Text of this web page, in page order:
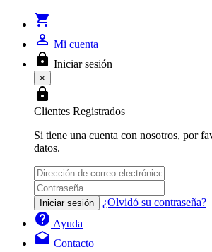
shopping_cart
person_outline Mi cuenta
lock Iniciar sesión
×
lock
Clientes Registrados
Si tiene una cuenta con nosotros, por
datos.
Iniciar sesión ¿Olvidó su contraseña?
help Ayuda
drafts Contacto